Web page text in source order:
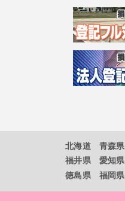
北海道 青森県
福井県
愛知県
徳島県
福岡県